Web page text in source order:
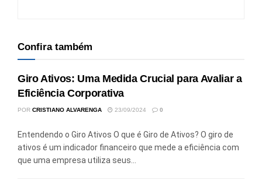
Confira também
Giro Ativos: Uma Medida Crucial para Avaliar a
Eficiência Corporativa
POR CRISTIANO ALVARENGA 23/09/2024 0
Entendendo o Giro Ativos O que é Giro de Ativos? O giro de
ativos é um indicador financeiro que mede a eficiência com
que uma empresa utiliza seus...